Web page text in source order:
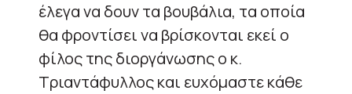
έλεγα να δουν τα βουβάλια, τα οποία
θα φροντίσει να βρίσκονται εκεί ο
φίλος της διοργάνωσης ο κ.
Τριαντάφυλλος και ευχόμαστε κάθε